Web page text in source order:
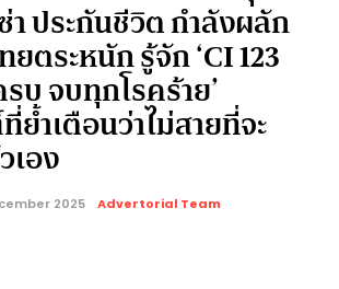
ประกันชีวิต กำลังผลัก
ตระหนัก รู้จัก ‘CI 123
บ จบทุกโรคร้าย’
ำเตือนว่าไม่สายที่จะ
เอง
2025 Advertorial Team